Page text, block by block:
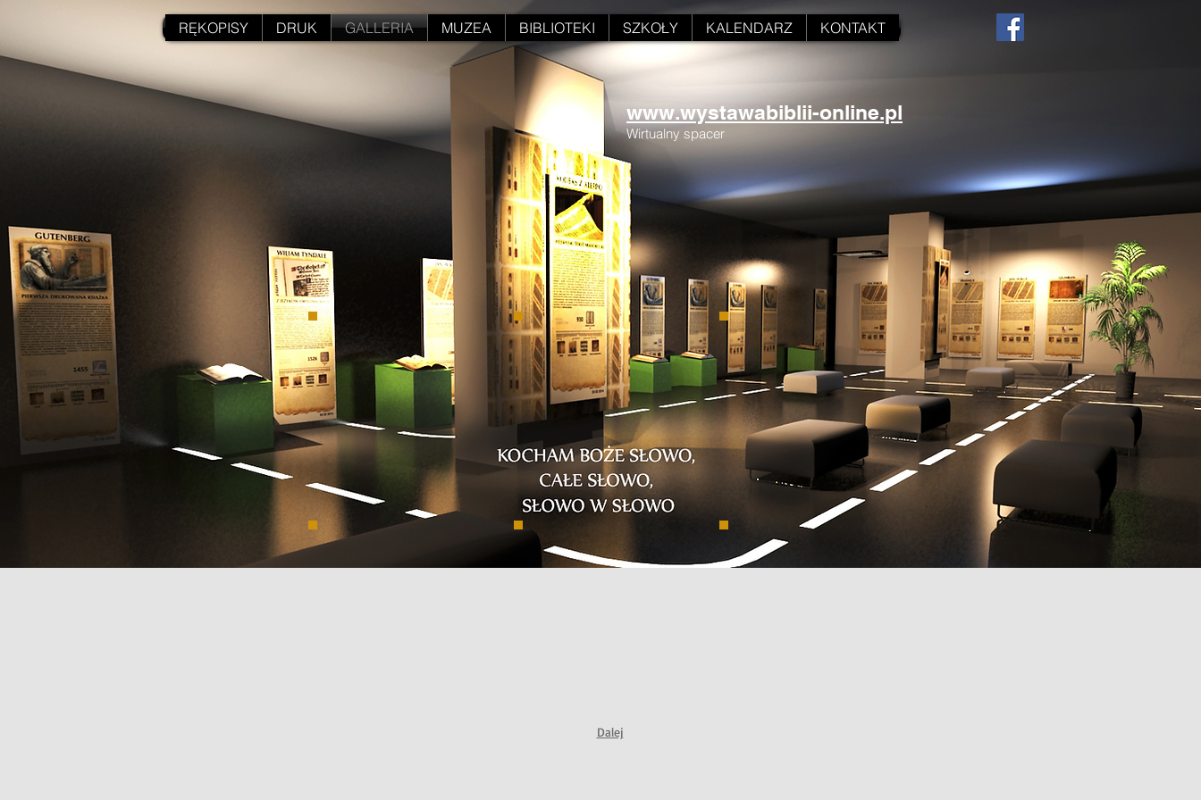
www.wystawabiblii-online.pl
Wirtualny spacer
Dalej
RĘKOPISY DRUK GALLERIA MUZEA BIBLIOTEKI SZKOŁY KALENDARZ KONTAKT